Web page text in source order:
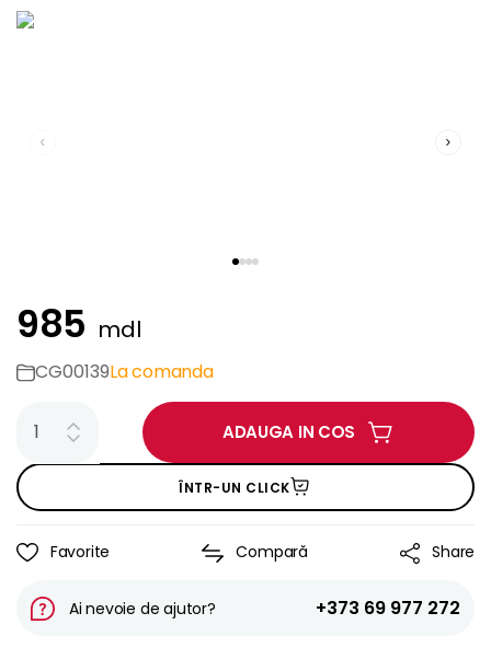
985 mdl
CG00139La comanda
ADAUGA IN COS
ÎNTR-UN CLICK
Favorite Compară Share
Ai nevoie de ajutor? +373 69 977 272